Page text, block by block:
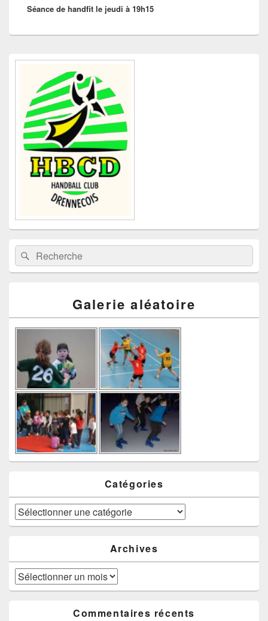
suivant :
Séance de handfit le jeudi à 19h15
Zone
barre
latérale
Recherche :Rechercher
Galerie aléatoire
Catégories
Catégories
Archives
Archives
Commentaires récents